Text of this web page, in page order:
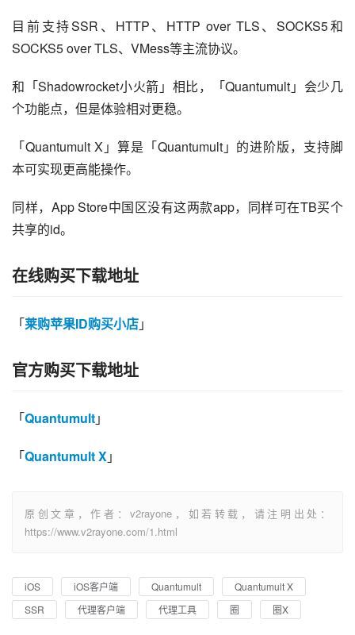
目前支持SSR、HTTP、HTTP over TLS、SOCKS5和
SOCKS5 over TLS、VMess等主流协议。
和「Shadowrocket小火箭」相比，「Quantumult」会少几
个功能点，但是体验相对更稳。
「Quantumult X」算是「Quantumult」的进阶版，支持脚
本可实现更高能操作。
同样，App Store中国区没有这两款app，同样可在TB买个
共享的id。
在线购买下载地址
「莱购苹果ID购买小店」
官方购买下载地址
「Quantumult」
「Quantumult X」
原创文章，作者：v2rayone，如若转载，请注明出处：
https://www.v2rayone.com/1.html
iOS iOS客户端 Quantumult
Quantumult X
SSR
代理客户端 代理工具 圈 圈X